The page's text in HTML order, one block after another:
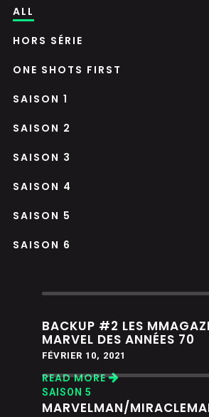
ALL
HORS SÉRIE
ONE SHOTS FIRST
SAISON 1
SAISON 2
SAISON 3
SAISON 4
SAISON 5
SAISON 6
BACKUP #2 LES
MARVEL DES ANNÉES 70
FÉVRIER 10, 2021
READ MORE
SAISON 5
MARVELMAN/